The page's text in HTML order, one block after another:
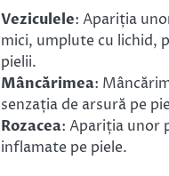
Veziculele: Apariția
mici, umplute cu lichid,
pielii.
Mâncărimea:
senzația de arsură pe
Rozacea: Apariția unor
inflamate pe piele.